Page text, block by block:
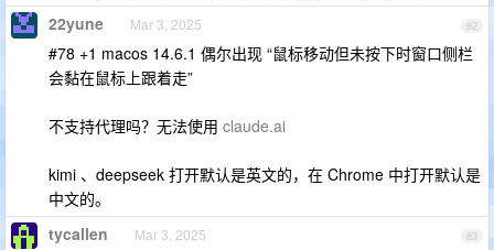
82
22yune Mar 3, 2025
#78 +1 macos 14.6.1 偶尔出现 “鼠标移动但未按下时窗口侧栏
会黏在鼠标上跟着走”
不支持代理吗？无法使用 claude.ai
kimi 、deepseek 打开默认是英文的，在 Chrome 中打开默认是
中文的。
83
tycallen Mar 3, 2025